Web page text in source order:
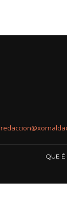
QUE É